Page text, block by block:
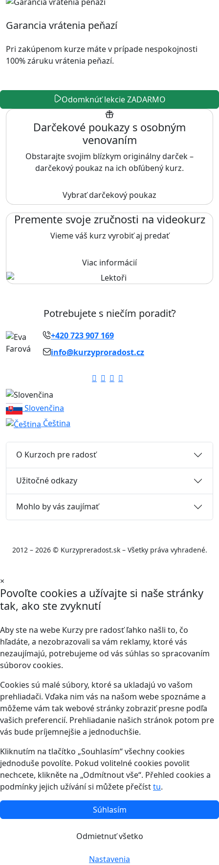
Garancia vrátenia peňazí
Pri zakúpenom kurze máte v prípade nespokojnosti
100% záruku vrátenia peňazí.
Odomknúť lekcie ZADARMO
Darčekové poukazy s osobným
venovaním
Obstarajte svojim blízkym originálny darček –
darčekový poukaz na ich obľúbený kurz.
Vybrať darčekový poukaz
Premente svoje zručnosti na videokurz
Vieme váš kurz vyrobiť aj predať
Viac informácií
Potrebujete s niečím poradiť?
+420 723 907 169
info@kurzyproradost.cz
Slovenčina
Čeština
O Kurzoch pre radosť
Užitočné odkazy
Mohlo by vás zaujímať
2012 – 2026 © Kurzypreradost.sk – Všetky práva vyhradené.
×
Povoľte cookies a užívajte si naše stránky
tak, ako ste zvyknutí
Aby ste na webe Kurzy pre radosť ľahko našli to, čo
hľadáte, a nezobrazovali sa vám reklamy, ktoré vás
nezaujímajú, potrebujeme od vás súhlas so spracovaním
súborov cookies.
Cookies sú malé súbory, ktoré sa ukladajú vo vašom
prehliadači. Vďaka nim vás na našom webe spoznáme a
môžeme vám tak webové stránky zobraziť presne podľa
vašich preferencií. Prehliadanie našich stránok potom pre
vás bude príjemnejšie a jednoduchšie.
Kliknutím na tlačítko „Souhlasím“ všechny cookies
jednoduše povolíte. Pokud volitelné cookies povolit
nechcete, klikněte na „Odmítnout vše“. Přehled cookies a
podmínky jejich užívání si můžete přečísttu.
Súhlasím
Odmietnuť všetko
Nastavenia